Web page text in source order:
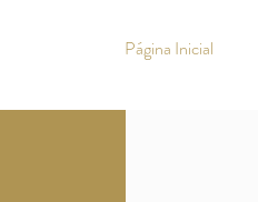
Página Inicial